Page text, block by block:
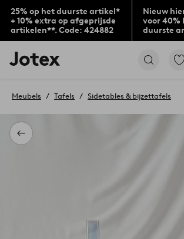
25% op het duurste artikel*
+ 10% extra op afgeprijsde
artikelen**. Code: 424882
Nieuw
voor 40%
duurste
Jotex
logo
to
home
page
Terug
Meubels Tafels Sidetables & bijzettafels